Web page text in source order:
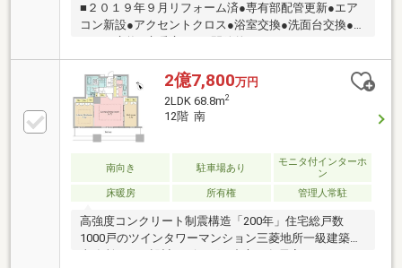
■２０１９年９月リフォーム済●専有部配管更新●エア
コン新設●アクセントクロス●浴室交換●洗面台交換●キ
より浜離宮庭園の緑が望めます■24時間有人管理 ■ホ
テルライクなコンシェルジュサービス～充実の共用施
設～・スカイラウンジ・ゲストルーム・フィットネス
ジム・パーティルーム・ピアノスタジオ・コンビニ
2億7,800万円
2LDK 68.8m2
12階 南
南向き 駐車場あり
モニタ付インターホ
ン
床暖房
所有権 管理人常駐
高強度コンクリート制震構造「200年」住宅総戸数
1000戸のツインタワーマンション三菱地所一級建築士